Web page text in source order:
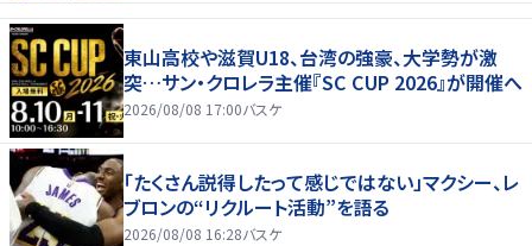
東山高校や滋賀U18、台湾の強豪、大学勢が激
突…サン・クロレラ主催『SC CUP 2026』が開催へ
2026/08/08 17:00バスケ
「たくさん説得したって感じではない」マクシー、レ
ブロンの“リクルート活動”を語る
2026/08/08 16:28バスケ